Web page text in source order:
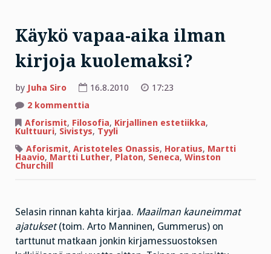
Käykö vapaa-aika ilman
kirjoja kuolemaksi?
by Juha Siro 16.8.2010
17:23
2 kommenttia
vapaa-
aika
ilman
kirjoja
kuolemaksi?
Aforismit, Filosofia, Kirjallinen estetiikka,
Kulttuuri, Sivistys, Tyyli
Aforismit, Aristoteles Onassis, Horatius, Martti
Haavio, Martti Luther, Platon, Seneca, Winston
Churchill
Selasin rinnan kahta kirjaa. Maailman kauneimmat
ajatukset(toim. Arto Manninen, Gummerus) on
tarttunut matkaan jonkin kirjamessuostoksen